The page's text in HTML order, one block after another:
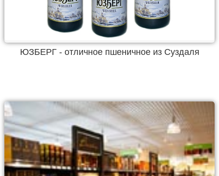
ЮЗБЕРГ - отличное пшеничное из Суздаля